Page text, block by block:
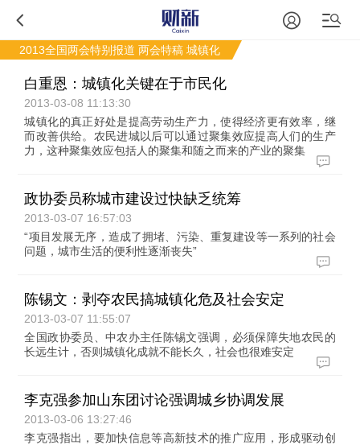
2013全国两会特别报道 两会特稿 城镇化
白重恩：城镇化关键在于市民化
2013-03-08 11:13:30
城镇化的真正好处是提高劳动生产力，使得经济更有效率，继
而改善供给。农民进城以后可以通过聚集效应提高人们的生产
力，这种聚集效应包括人的聚集和随之而来的产业的聚集
政协委员称城市建设过快缺乏统筹
2013-03-07 16:57:03
“项目发展无序，造成了拥堵、污染、重复建设等一系列的社会
问题，城市生活的便利性逐渐丧失”
陈锡文：剥夺农民搞城镇化危及社会安定
2013-03-07 11:55:07
全国政协委员、中农办主任陈锡文强调，必须保障失地农民的
长远生计，否则城镇化成就不能长久，社会也很难安定
李克强参加山东团讨论强调城乡协调发展
2013-03-06 13:27:46
李克强指出，要加快信息等高新技术的推广应用，形成驱动创